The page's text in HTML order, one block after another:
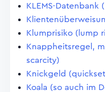
KLEMS-Datenbank
Klumprisiko (lump
Knappheitsregel,
scarcity)
Knickgeld
Koala (so auch im